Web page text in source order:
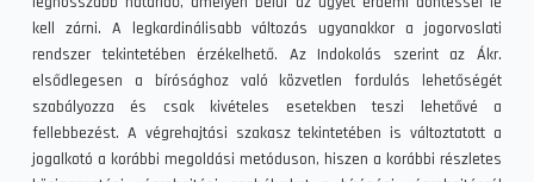
kell zárni. A legkardinálisabb változás ugyanakkor a jogorvoslati
rendszer tekintetében érzékelhető. Az Indokolás szerint az Ákr.
elsődlegesen a bírósághoz való közvetlen fordulás lehetőségét
szabályozza és csak kivételes esetekben teszi lehetővé a
fellebbezést. A végrehajtási szakasz tekintetében is változtatott a
jogalkotó a korábbi megoldási metóduson, hiszen a korábbi részletes